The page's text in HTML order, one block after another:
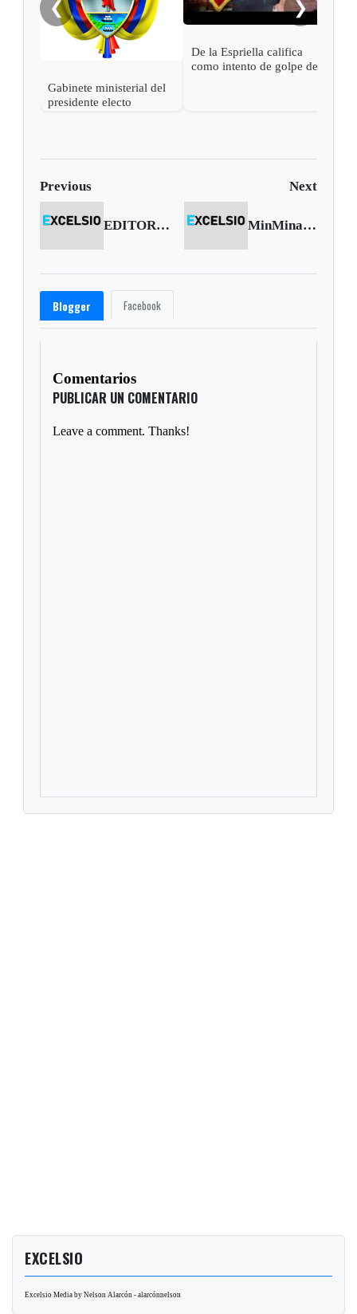
❮
Gabinete ministerial del
presidente electo
De la Espriella califica
como intento de golpe de
❯
Previous Next
EDITORIAL | Una vergüenza boyacense MinMinas: Colombia está en capacidad para afrontar fenómeno del niño
Blogger Facebook
Comentarios
PUBLICAR UN COMENTARIO
Leave a comment. Thanks!
EXCELSIO
Excelsio Media by Nelson Alarcón - alarcónnelson